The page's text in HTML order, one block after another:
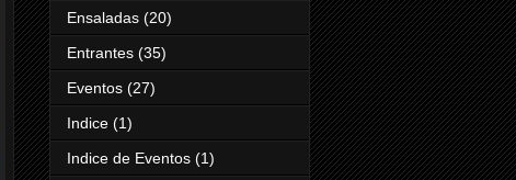
Ensaladas (20)
Entrantes (35)
Eventos (27)
Indice (1)
Indice de Eventos (1)